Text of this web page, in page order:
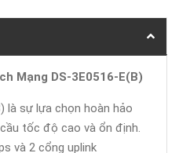
Mạng DS-3E0516-E(B)
là sự lựa chọn hoàn hảo
tốc độ cao và ổn định.
và 2 cổng uplink